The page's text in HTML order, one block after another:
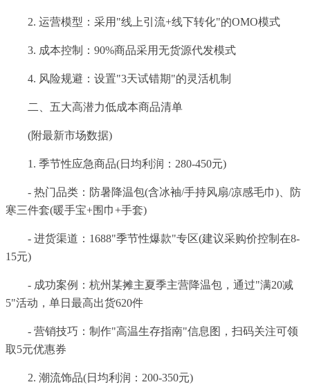
2. 运营模型：采用"线上引流+线下转化"的OMO模式
3. 成本控制：90%商品采用无货源代发模式
4. 风险规避：设置"3天试错期"的灵活机制
二、五大高潜力低成本商品清单
(附最新市场数据)
1. 季节性应急商品(日均利润：280-450元)
- 热门品类：防暑降温包(含冰袖/手持风扇/凉感毛巾)、防
寒三件套(暖手宝+围巾+手套)
- 进货渠道：1688"季节性爆款"专区(建议采购价控制在8-
15元)
- 成功案例：杭州某摊主夏季主营降温包，通过"满20减
5"活动，单日最高出货620件
- 营销技巧：制作"高温生存指南"信息图，扫码关注可领
取5元优惠券
2. 潮流饰品(日均利润：200-350元)